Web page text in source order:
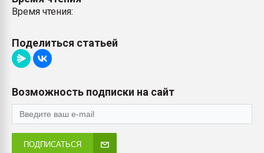
Время чтения:
Поделиться статьей
Возможность подписки на сайт
ПОДПИСАТЬСЯ